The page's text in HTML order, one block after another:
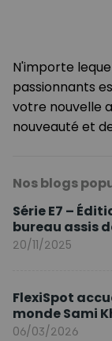
N'importe
passionnants
votre nouvelle
nouveauté et
Nos blogs
Série E7 –
bureau assis
20/11/2025
FlexiSpot
monde Sami
ambassadeur
06/03/2026